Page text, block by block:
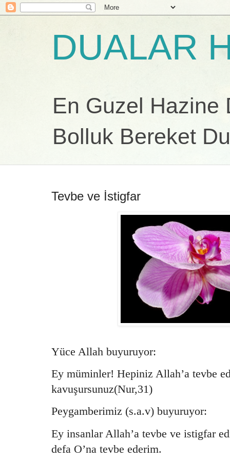
DUALAR
En Guzel Hazine
Bolluk Bereket
Tevbe ve İstigfar
Yüce Allah buyuruyor:
Ey müminler! Hepiniz Allah’a tevbe
kavuşursunuz(Nur,31)
Peygamberimiz (s.a.v) buyuruyor:
Ey insanlar Allah’a tevbe ve istigfar
defa O’na tevbe ederim.